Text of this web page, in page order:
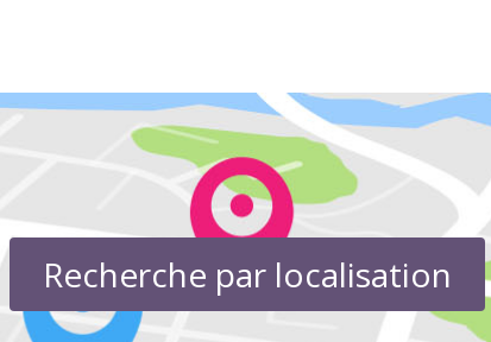
Recherche par localisation